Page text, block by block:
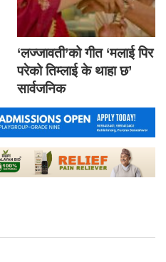
‘लज्जावती’को गीत ‘मलाई पिर
परेको तिम्लाई के थाहा छ’
सार्वजनिक